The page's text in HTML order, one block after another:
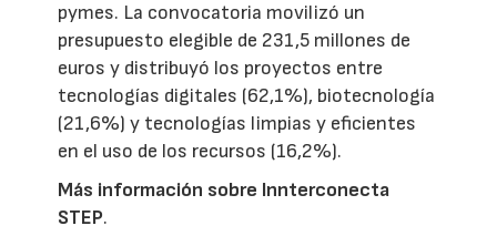
pymes. La convocatoria movilizó un
presupuesto elegible de 231,5 millones de
euros y distribuyó los proyectos entre
tecnologías digitales (62,1%), biotecnología
(21,6%) y tecnologías limpias y eficientes
en el uso de los recursos (16,2%).
Más información sobre Innterconecta
STEP.